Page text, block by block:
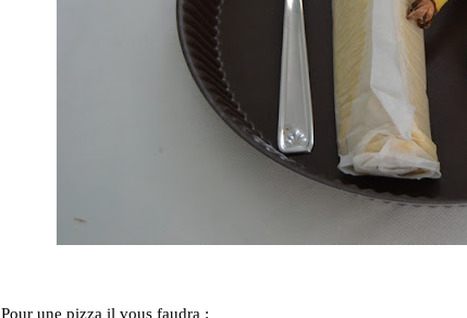
Pour une pizza il vous faudra :